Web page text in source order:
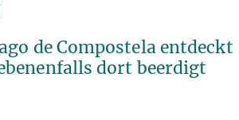
de Compostela entdeckt
dort beerdigt